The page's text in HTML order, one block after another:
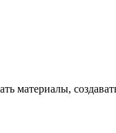
материалы,